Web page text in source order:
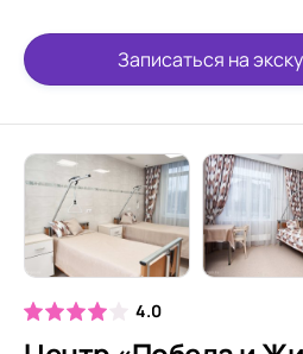
Записаться на
4.0